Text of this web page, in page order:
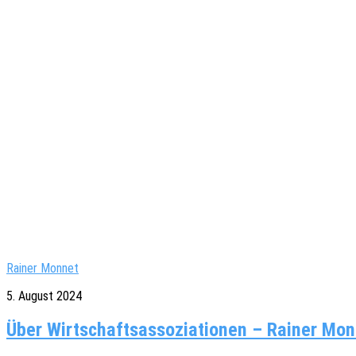
Rainer Monnet
5. August 2024
Über Wirtschaftsassoziationen – Rainer